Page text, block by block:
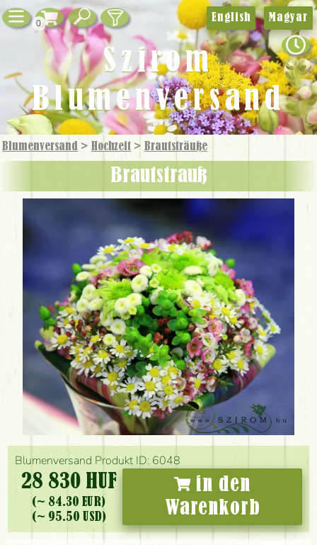
0
Blumenversand > Hochzeit > Brautsträuße
Brautstrauß
Blumenversand Produkt ID: 6048
28 830 HUF
(~ 84.30 EUR)
(~ 95.50 USD)
in den
Warenkorb
English Magyar
Szirom
Blumenversand